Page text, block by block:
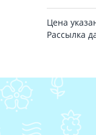
Цена
Рассылка